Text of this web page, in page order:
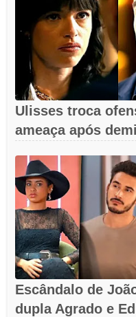
Ulisses troca
ameaça após
Escândalo de
dupla Agrado e